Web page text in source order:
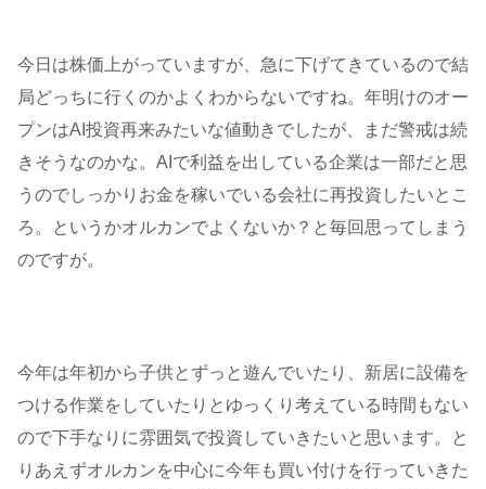
今日は株価上がっていますが、急に下げてきているので結
局どっちに行くのかよくわからないですね。年明けのオー
プンはAI投資再来みたいな値動きでしたが、まだ警戒は続
きそうなのかな。AIで利益を出している企業は一部だと思
うのでしっかりお金を稼いでいる会社に再投資したいとこ
ろ。というかオルカンでよくないか？と毎回思ってしまう
のですが。
今年は年初から子供とずっと遊んでいたり、新居に設備を
つける作業をしていたりとゆっくり考えている時間もない
ので下手なりに雰囲気で投資していきたいと思います。と
りあえずオルカンを中心に今年も買い付けを行っていきた